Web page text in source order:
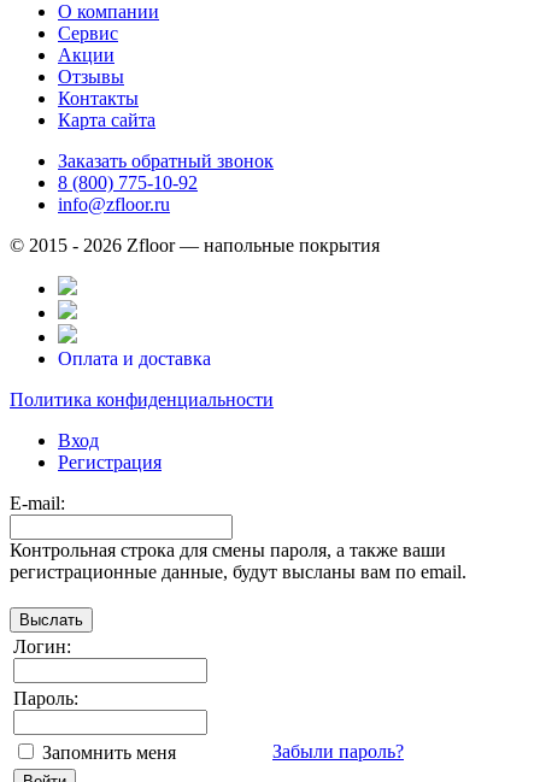
О компании
Сервис
Акции
Отзывы
Контакты
Карта сайта
Заказать обратный звонок
8 (800) 775-10-92
info@zfloor.ru
© 2015 - 2026 Zfloor — напольные покрытия
Оплата и доставка
Политика конфиденциальности
Вход
Регистрация
E-mail:
Контрольная строка для смены пароля, а также ваши
регистрационные данные, будут высланы вам по email.
Логин:
Пароль:
Запомнить меня Забыли пароль?